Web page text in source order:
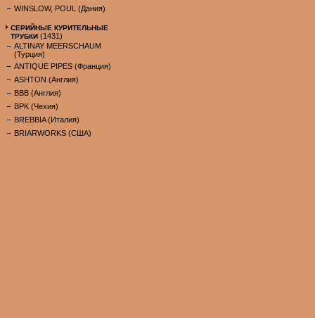
WINSLOW, POUL (Дания)
СЕРИЙНЫЕ КУРИТЕЛЬНЫЕ
ТРУБКИ (1431)
ALTINAY MEERSCHAUM
(Турция)
ANTIQUE PIPES (Франция)
ASHTON (Англия)
BBB (Англия)
BPK (Чехия)
BREBBIA (Италия)
BRIARWORKS (США)